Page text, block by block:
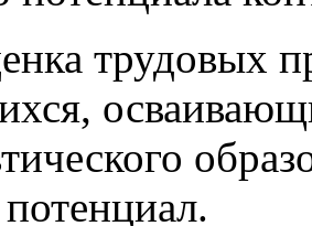
трудовых